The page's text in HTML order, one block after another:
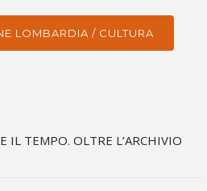
LOMBARDIA / CULTURA
IL TEMPO. OLTRE L’ARCHIVIO